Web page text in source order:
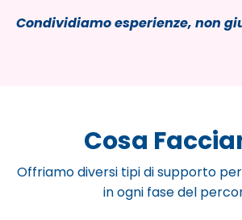
Condividiamo esperienze, non
Cosa
Offriamo diversi tipi di supporto
in ogni fase del